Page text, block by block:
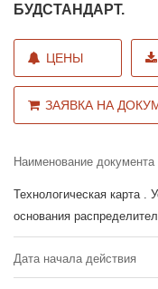
БУДСТАНДАРТ.
ЦЕНЫ
ЗАЯВКА НА
Наименование документа
Технологическая карта .
основания
Дата начала действия